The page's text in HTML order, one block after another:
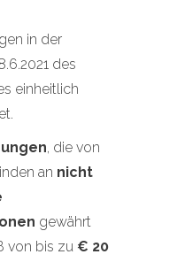
in der
des
einheitlich
, die von
an nicht
gewährt
von bis zu € 20